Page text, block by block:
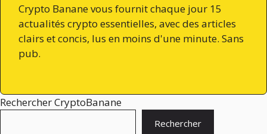
Crypto Banane vous fournit chaque jour 15
actualités crypto essentielles, avec des articles
clairs et concis, lus en moins d'une minute. Sans
pub.
Rechercher CryptoBanane
Rechercher